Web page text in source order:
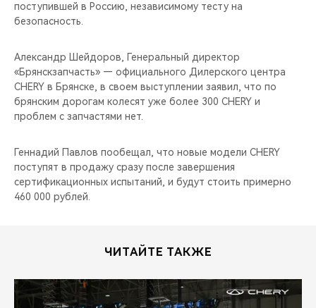
ВИДЕООБЗОРЫ
поступившей в Россию, независимому тесту на
безопасность.
Александр Шейдоров, Генеральный директор
«Брянскзапчасть» — официального Дилерского центра
CHERY в Брянске, в своем выступлении заявил, что по
брянским дорогам колесят уже более 300 CHERY и
проблем с запчастями нет.
Геннадий Павлов пообещал, что новые модели CHERY
поступят в продажу сразу после завершения
сертификационных испытаний, и будут стоить примерно
460 000 рублей.
ЧИТАЙТЕ ТАКЖЕ